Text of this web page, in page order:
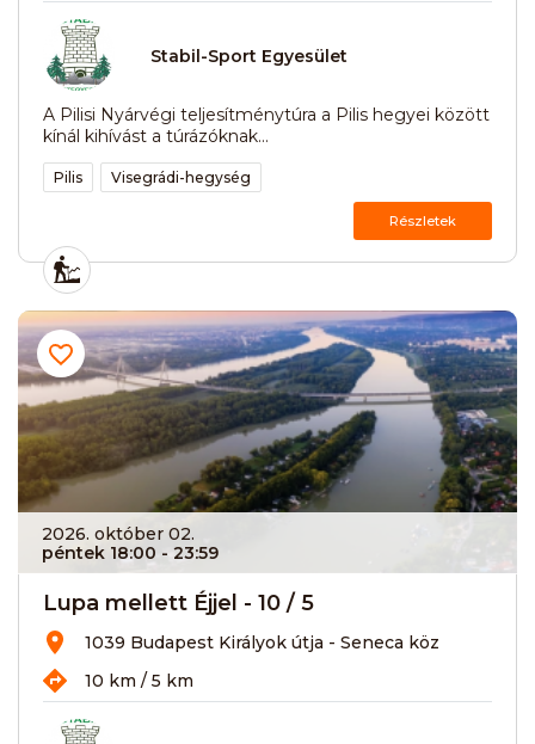
Stabil-Sport Egyesület
A Pilisi Nyárvégi teljesítménytúra a Pilis hegyei között
kínál kihívást a túrázóknak...
Pilis Visegrádi-hegység
Részletek
2026. október 02.
péntek 18:00 - 23:59
Lupa mellett Éjjel - 10 / 5
1039 Budapest Királyok útja - Seneca köz
10 km / 5 km